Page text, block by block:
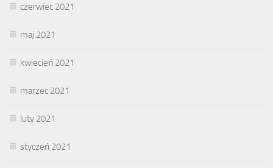
czerwiec 2021
maj 2021
kwiecień 2021
marzec 2021
luty 2021
styczeń 2021